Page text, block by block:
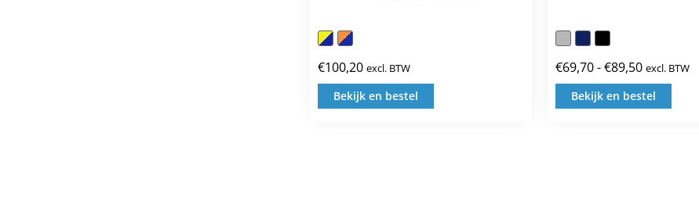
€100,20 excl. BTW
Bekijk en bestel
Dit
€69,70-€89,50Prijsklasse:
€69,70
tot
excl. BTW
Bekijk en bestel
Dit